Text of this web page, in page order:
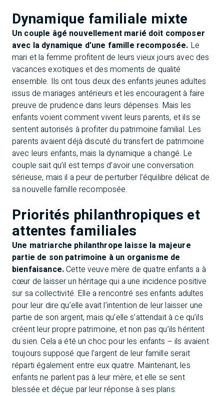
Dynamique familiale mixte
Un couple âgé nouvellement marié doit composer
avec la dynamique d’une famille recomposée. Le
mari et la femme profitent de leurs vieux jours avec des
vacances exotiques et des moments de qualité
ensemble. Ils ont tous deux des enfants jeunes adultes
issus de mariages antérieurs et les encouragent à faire
preuve de prudence dans leurs dépenses. Mais les
enfants voient comment vivent leurs parents, et ils se
sentent autorisés à profiter du patrimoine familial. Les
parents avaient déjà discuté du transfert de patrimoine
avec leurs enfants, mais la dynamique a changé. Le
couple sait qu’il est temps d’avoir une conversation
sérieuse, mais il a peur de perturber l’équilibre délicat de
sa nouvelle famille recomposée.
Priorités philanthropiques et
attentes familiales
Une matriarche philanthrope laisse la majeure
partie de son patrimoine à un organisme de
bienfaisance.Cette veuve mère de quatre enfants a à
cœur de laisser un héritage qui a une incidence positive
sur sa collectivité. Elle a rencontré ses enfants adultes
pour leur dire qu’elle avait l’intention de leur laisser une
partie de son argent, mais qu’elle s’attendait à ce qu’ils
créent leur propre patrimoine, et non pas qu’ils héritent
du sien. Cela a été un choc pour les enfants – ils avaient
toujours supposé que l’argent de leur famille serait
réparti également entre eux quatre. Maintenant, les
enfants ne parlent pas à leur mère, et elle se sent
blessée et déçue par leur réponse à ses plans.